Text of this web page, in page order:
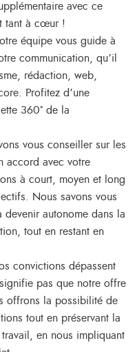
avec ce
tant à cœur !
équipe vous guide à
communication, qu’il
rédaction, web,
Profitez d’une
360° de la
vous conseiller sur les
accord avec votre
à court, moyen et long
Nous savons vous
autonome dans la
tout en restant en
convictions dépassent
pas que notre offre
offrons la possibilité de
tout en préservant la
en nous impliquant